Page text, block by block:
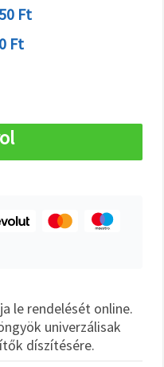
Ft
Ft
le rendelését online.
univerzálisak
díszítésére.